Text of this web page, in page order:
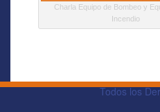
Charla Equipo de Bombeo y
Incendio
Todos los